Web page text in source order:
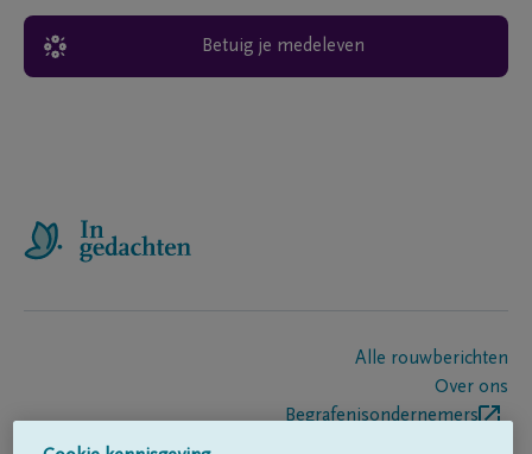
Betuig je medeleven
Alle rouwberichten
Over ons
Begrafenisondernemers